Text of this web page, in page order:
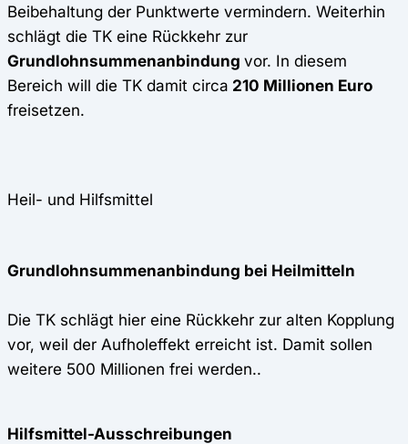
Beibehaltung der Punktwerte vermindern. Weiterhin
schlägt die TK eine Rückkehr zur
Grundlohnsummenanbindung vor. In diesem
Bereich will die TK damit circa 210 Millionen Euro
freisetzen.
Heil- und Hilfsmittel
Grundlohnsummenanbindung bei Heilmitteln
Die TK schlägt hier eine Rückkehr zur alten Kopplung
vor, weil der Aufholeffekt erreicht ist. Damit sollen
weitere 500 Millionen frei werden..
Hilfsmittel-Ausschreibungen